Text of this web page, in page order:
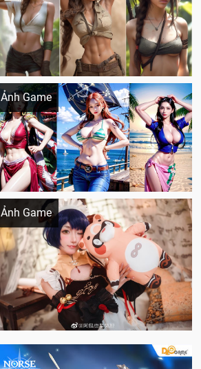
Ảnh Game
Khi AI Cosplay gái đẹp One Piece
Ảnh Game
Cosplay Xiangling siêu cute